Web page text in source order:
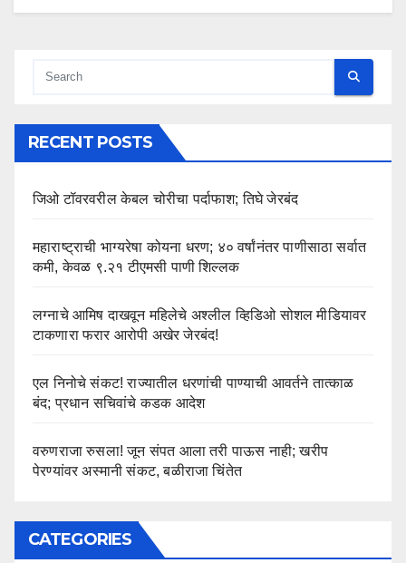
RECENT POSTS
जिओ टॉवरवरील केबल चोरीचा पर्दाफाश; तिघे जेरबंद
महाराष्ट्राची भाग्यरेषा कोयना धरण; ४० वर्षांनंतर पाणीसाठा सर्वात
कमी, केवळ ९.२१ टीएमसी पाणी शिल्लक
लग्नाचे आमिष दाखवून महिलेचे अश्लील व्हिडिओ सोशल मीडियावर
टाकणारा फरार आरोपी अखेर जेरबंद!
एल निनोचे संकट! राज्यातील धरणांची पाण्याची आवर्तने तात्काळ
बंद; प्रधान सचिवांचे कडक आदेश
वरुणराजा रुसला! जून संपत आला तरी पाऊस नाही; खरीप
पेरण्यांवर अस्मानी संकट, बळीराजा चिंतेत
CATEGORIES